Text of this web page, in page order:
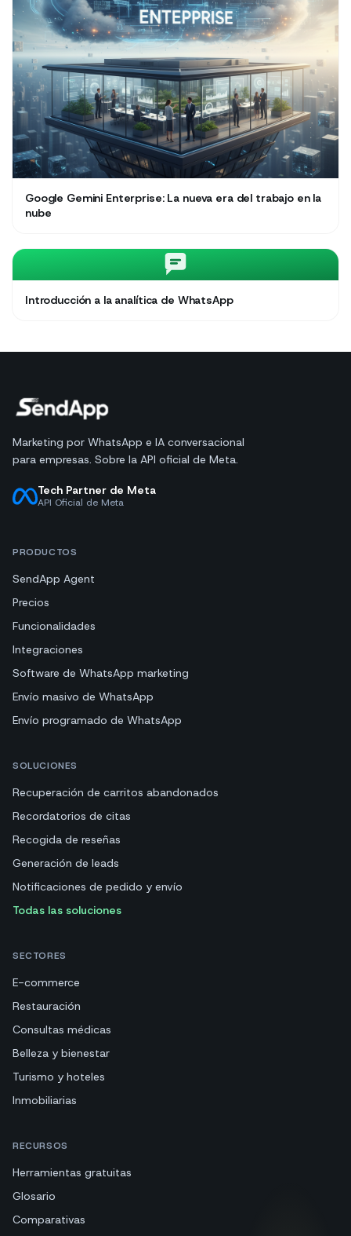
Google Gemini Enterprise: La nueva era del trabajo en la
nube
Introducción a la analítica de WhatsApp
Marketing por WhatsApp e IA conversacional
para empresas. Sobre la API oficial de Meta.
Tech Partner de Meta
API Oficial de Meta
PRODUCTOS
SendApp Agent
Precios
Funcionalidades
Integraciones
Software de WhatsApp marketing
Envío masivo de WhatsApp
Envío programado de WhatsApp
SOLUCIONES
Recuperación de carritos abandonados
Recordatorios de citas
Recogida de reseñas
Generación de leads
Notificaciones de pedido y envío
Todas las soluciones
SECTORES
E-commerce
Restauración
Consultas médicas
Belleza y bienestar
Turismo y hoteles
Inmobiliarias
RECURSOS
Herramientas gratuitas
Glosario
Comparativas